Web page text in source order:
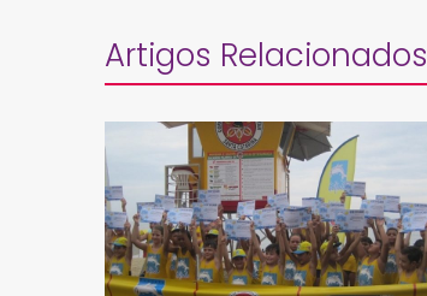
Artigos Relacionados